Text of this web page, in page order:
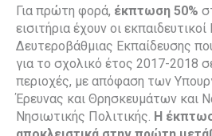
Για πρώτη φορά, έκπτωση 50%
εισιτήρια έχουν οι
Δευτεροβάθμιας Εκπαίδευσης
για το σχολικό έτος 2017-2018
περιοχές, με απόφαση των
Έρευνας και Θρησκευμάτων και
Νησιωτικής Πολιτικής. Η